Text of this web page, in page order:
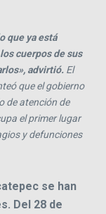
que ya está
cuerpos de sus
advirtió. El
que el gobierno
de atención de
el primer lugar
y defunciones
se han
Del 28 de